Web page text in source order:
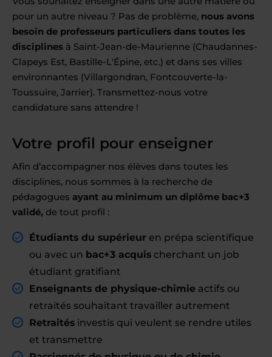
pour un autre niveau ? Pas de problème, nous avons
besoin de professeurs particuliers dans toutes les
disciplines à Saint-Jean-de-Maurienne (Chaudannes-
Clapeys Est, Bastille-L'Épine, etc.) et dans ses villes
environnantes (Villargondran, Fontcouverte-la-
Toussuire, Jarrier). Transmettez-nous votre
candidature sans attendre !
Votre profil pour enseigner
Afin d’accompagner nos élèves dans toutes les
disciplines, nous sommes à la recherche de
pédagogues ayant au minimum un diplôme bac+3
validé, de tout profil :
Étudiants du supérieur en prépa scientifique
ou avec un bac+3 acquis cherchant un job
étudiant gratifiant
Enseignants de physique-chimie actifs ou
retraités souhaitant travailler autrement
Retraités investis qui veulent se rendre utiles
et transmettre